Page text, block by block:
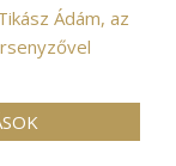
Ádám, az